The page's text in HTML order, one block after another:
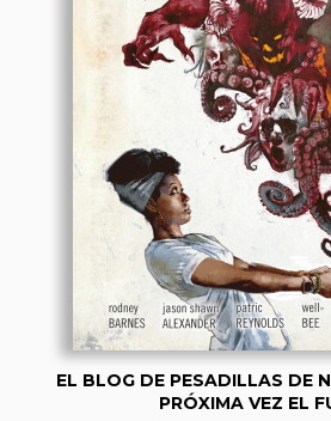
EL BLOG DE PESADILLAS DE
PRÓXIMA VEZ EL